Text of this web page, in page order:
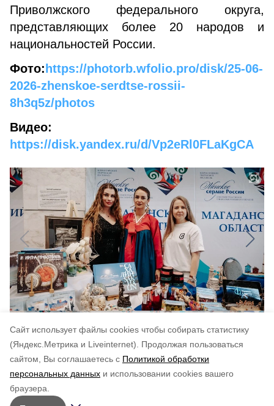
Cайт использует файлы cookies чтобы собирать статистику
(Яндекс.Метрика и Liveinternet).
Продолжая пользоваться
сайтом, Вы соглашаетесь с Политикой обработки
персональных данных и использовании cookies вашего
браузера.
Приволжского федерального округа,
представляющих более 20 народов и
национальностей России.
Фото: https://photorb.wfolio.pro/disk/25-06-
2026-zhenskoe-serdtse-rossii-
8h3q5z/photos
Видео:
https://disk.yandex.ru/d/Vp2eRl0FLaKgCA
по оценке
5